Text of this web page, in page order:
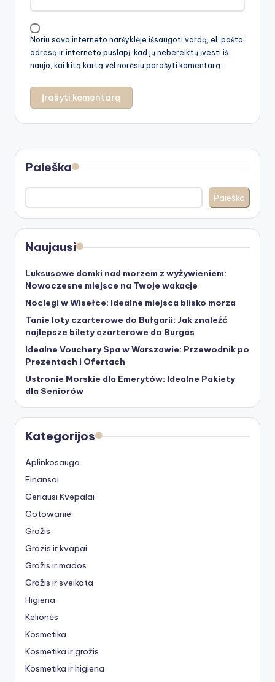
Noriu savo interneto naršyklėje išsaugoti vardą, el. pašto
adresą ir interneto puslapį, kad jų nebereiktų įvesti iš
naujo, kai kitą kartą vėl norėsiu parašyti komentarą.
Paieška
Paieška
Naujausi
Luksusowe domki nad morzem z wyżywieniem:
Nowoczesne miejsce na Twoje wakacje
Noclegi w Wisełce: Idealne miejsca blisko morza
Tanie loty czarterowe do Bułgarii: Jak znaleźć
najlepsze bilety czarterowe do Burgas
Idealne Vouchery Spa w Warszawie: Przewodnik po
Prezentach i Ofertach
Ustronie Morskie dla Emerytów: Idealne Pakiety
dla Seniorów
Kategorijos
Aplinkosauga
Finansai
Geriausi Kvepalai
Gotowanie
Grožis
Grozis ir kvapai
Grožis ir mados
Grožis ir sveikata
Higiena
Kelionės
Kosmetika
Kosmetika ir grožis
Kosmetika ir higiena